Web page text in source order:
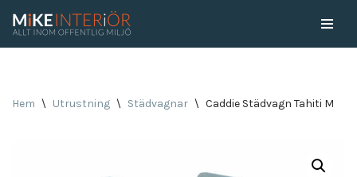
Hem \ Utrustning \ Städvagnar \ Caddie Städvagn Tahiti M